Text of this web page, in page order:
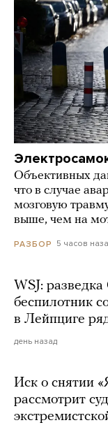
Объективных
что в случае
мозговую
выше, чем на
РАЗБОР 5 часов
WSJ:
беспилотник
в Лейпциге
день назад
Иск о снятии
рассмотрит